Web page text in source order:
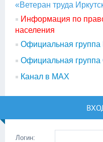
«Ветеран труда
Информация по
населения
Официальная группа
Официальная группа
Канал в МАХ
Логин: